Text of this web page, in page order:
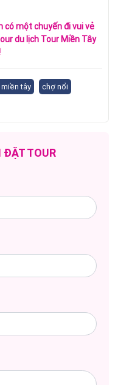
có một chuyến đi vui vẻ
du lịch Tour Miền Tây
tây
chợ nổi
ĐẶT TOUR